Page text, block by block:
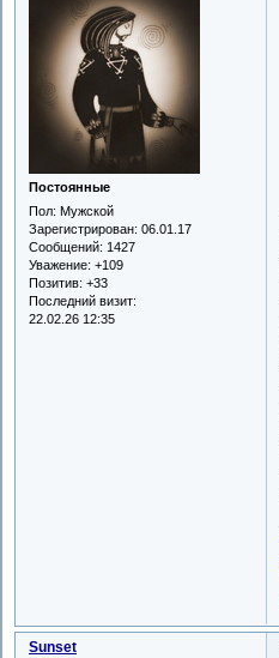
Постоянные
Пол: Мужской
Зарегистрирован: 06.01.17
Сообщений: 1427
Уважение: +109
Позитив: +33
Последний визит:
22.02.26 12:35
Sunset